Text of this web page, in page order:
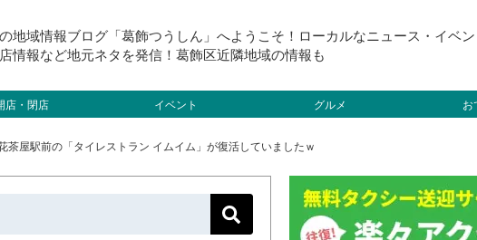
地域情報ブログ「葛飾つうしん」へようこそ！ローカルなニュース・イベン
情報など地元ネタを発信！葛飾区近隣地域の情報も
店・閉店 イベント グルメ お
茶屋駅前の「タイレストラン イムイム」が復活していましたｗ